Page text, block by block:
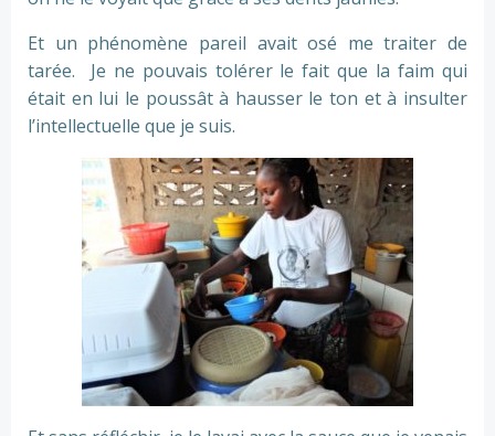
Et un phénomène pareil avait osé me traiter de
tarée. Je ne pouvais tolérer le fait que la faim qui
était en lui le poussât à hausser le ton et à insulter
l’intellectuelle que je suis.